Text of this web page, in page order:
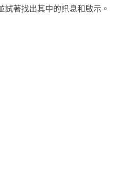
試著找出其中的訊息和啟示。